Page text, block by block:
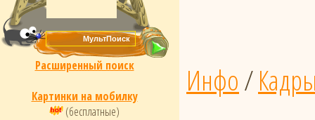
Расширенный поиск
Картинки на мобилку
(бесплатные)
Инфо/